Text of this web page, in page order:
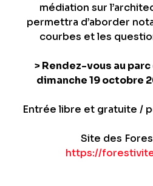
médiation sur
permettra d’aborder
courbes et les
> Rendez-vous au
dimanche 19 octobre
Entrée libre et gratuite /
Site des
https://